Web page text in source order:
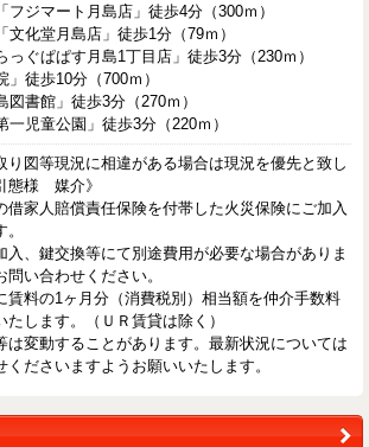
フジマート月島店」徒歩4分（300ｍ）
文化堂月島店」徒歩1分（79ｍ）
っぐぱぱす月島1丁目店」徒歩3分（230ｍ）
徒歩10分（700ｍ）
図書館」徒歩3分（270ｍ）
児童公園」徒歩3分（220ｍ）
図等現況に相違がある場合は現況を優先と致し
態様 媒介》
家人賠償責任保険を付帯した火災保険にご加入
、鍵交換等にて別途費用が必要な場合がありま
問い合わせください。
賃料の1ヶ月分（消費税別）相当額を仲介手数料
たします。（ＵＲ賃貸は除く）
変動することがあります。最新状況については
くださいますようお願いいたします。